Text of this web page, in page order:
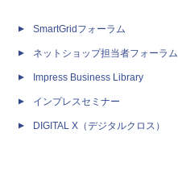
SmartGridフォーラム
ネットショップ担当者フォーラム
Impress Business Library
インプレスセミナー
DIGITAL X（デジタルクロス）